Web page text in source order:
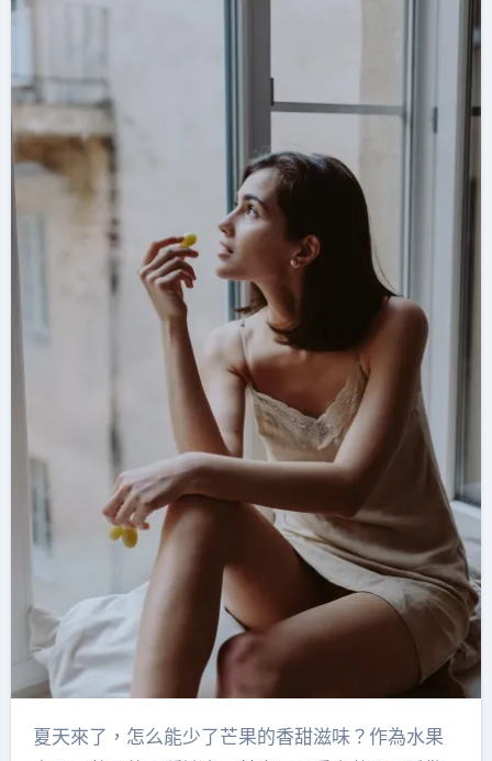
夏天來了，怎么能少了芒果的香甜滋味？作為水果